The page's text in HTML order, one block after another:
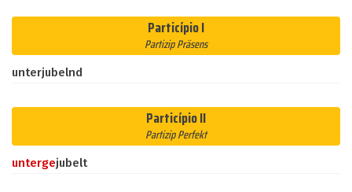
Particípio I
Partizip Präsens
unterjubelnd
Particípio II
Partizip Perfekt
untergejubelt